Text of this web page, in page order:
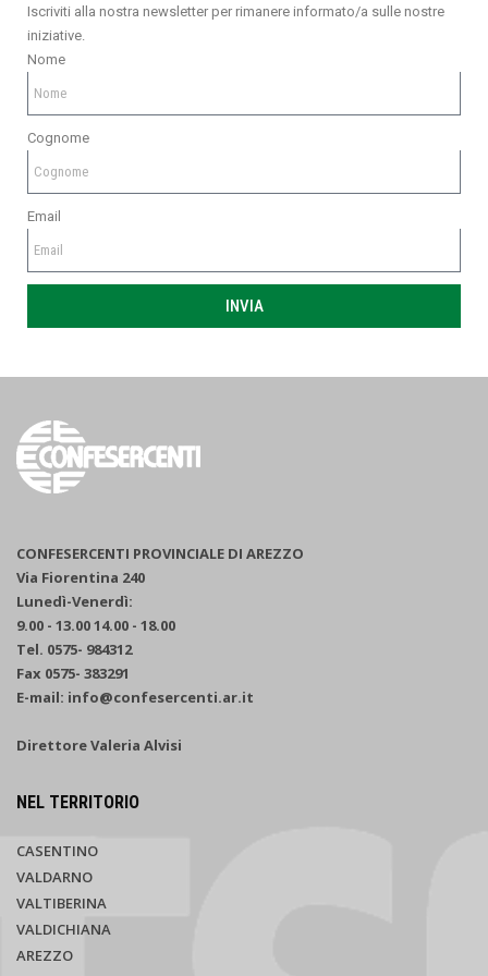
Iscriviti alla nostra newsletter per rimanere informato/a sulle nostre
iniziative.
Nome
Cognome
Email
INVIA
CONFESERCENTI PROVINCIALE DI AREZZO
Via Fiorentina 240
Lunedì-Venerdì:
9.00 - 13.00 14.00 - 18.00
Tel. 0575- 984312
Fax 0575- 383291
E-mail: info@confesercenti.ar.it
Direttore Valeria Alvisi
NEL TERRITORIO
CASENTINO
VALDARNO
VALTIBERINA
VALDICHIANA
AREZZO